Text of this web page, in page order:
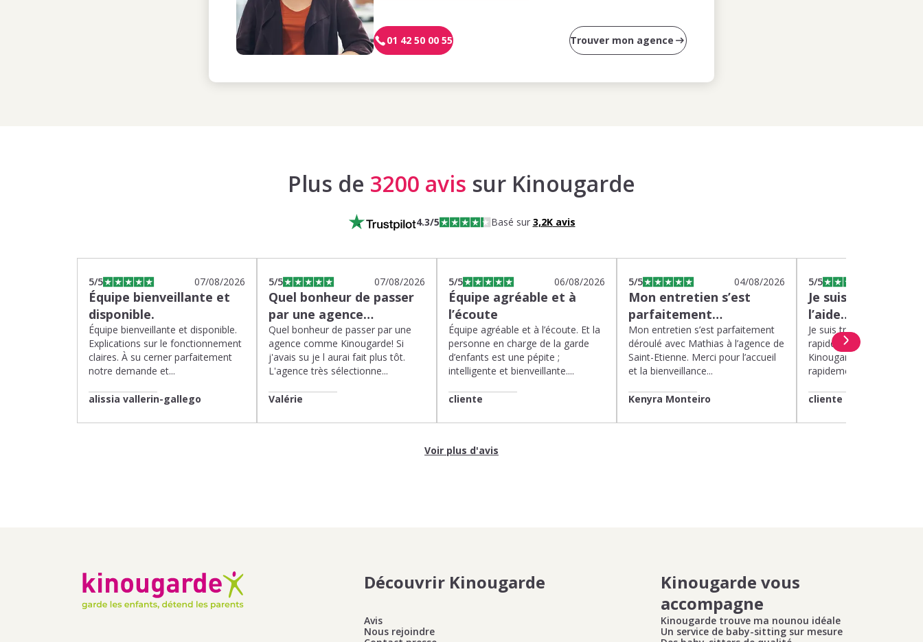
01 42 50 00 55 Trouver mon agence
Plus de 3200 avis sur Kinougarde
4.3/5 Basé sur 3,2Kavis
5/5 07/08/2026
Équipe bienveillante et
disponible.
Équipe bienveillante et disponible.
Explications sur le fonctionnement
claires. À su cerner parfaitement
notre demande et...
alissia vallerin-gallego
5/5 07/08/2026
Quel bonheur de passer
par une agence…
Quel bonheur de passer par une
agence comme Kinougarde! Si
j'avais su je l aurai fait plus tôt.
L'agence très sélectionne...
Valérie
5/5 06/08/2026
Équipe agréable et à
l’écoute
Équipe agréable et à l’écoute. Et la
personne en charge de la garde
d’enfants est une pépite ;
intelligente et bienveillante....
cliente
5/5 04/08/2026
Mon entretien s’est
parfaitement…
Mon entretien s’est parfaitement
déroulé avec Mathias à l’agence de
Saint-Etienne. Merci pour l’accueil
et la bienveillance...
Kenyra Monteiro
5/5
Je suis très
l’aide…
Je suis très satisfaite de
rapide et efficace
Kinougarde. On m’a
rapidement et une
cliente
Voir plus d'avis
Découvrir Kinougarde
Avis
Nous rejoindre
Kinougarde vous
accompagne
Kinougarde trouve ma nounou idéale
Un service de baby-sitting sur mesure